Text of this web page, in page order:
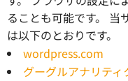
ることも可能です。 当
は以下のとおりです。
wordpress.com
グーグルアナリテ